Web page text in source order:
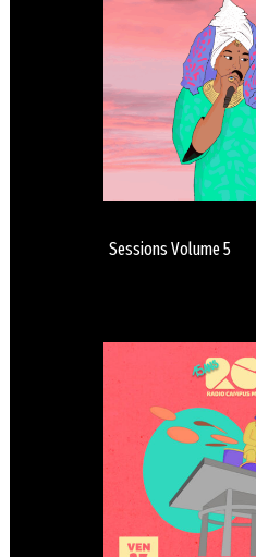
Sessions Volume 5